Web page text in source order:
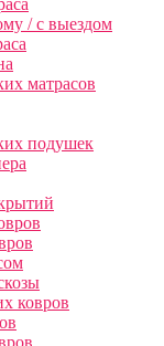
/ с выездом
матрасов
подушек
ковров